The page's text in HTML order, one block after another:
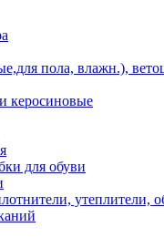
пола, влажн.),
керосиновые
для обуви
утеплители,